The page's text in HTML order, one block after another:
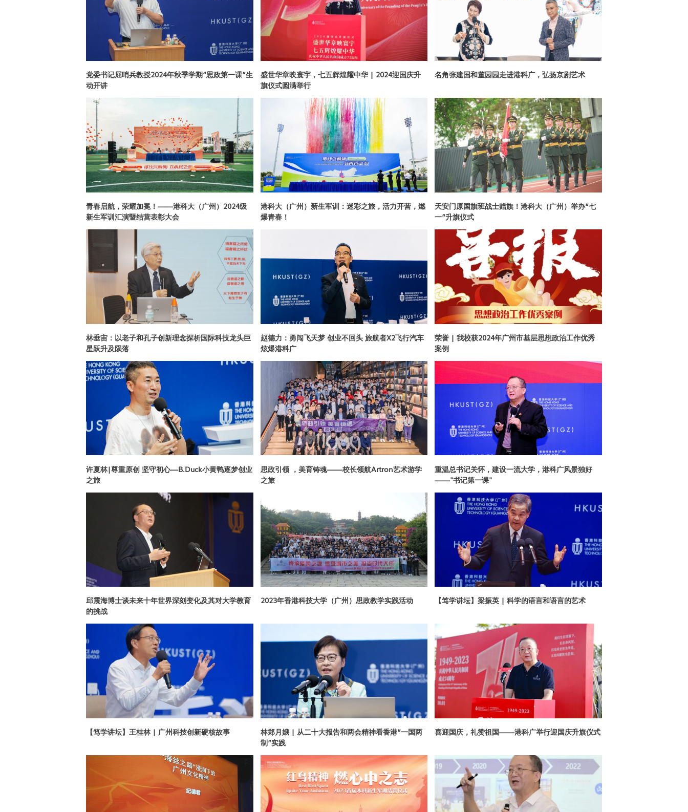
党委书记屈哨兵教授2024年秋季学期“思政第一课”生
动开讲
盛世华章映寰宇，七五辉煌耀中华 | 2024迎国庆升
旗仪式圆满举行
名角张建国和董园园走进港科广，弘扬京剧艺术
青春启航，荣耀加冕！——港科大（广州）2024级
新生军训汇演暨结营表彰大会
港科大（广州）新生军训：迷彩之旅，活力开营，燃
爆青春！
天安门原国旗班战士赠旗！港科大（广州）举办“七
一”升旗仪式
林垂宙：以老子和孔子创新理念探析国际科技龙头巨
星跃升及陨落
赵德力：勇闯飞天梦 创业不回头 旅航者X2飞行汽车
炫爆港科广
荣誉 | 我校获2024年广州市基层思想政治工作优秀
案例
许夏林|尊重原创 坚守初心—B.Duck小黄鸭逐梦创业
之旅
思政引领 ，美育铸魂——校长领航Artron艺术游学
之旅
重温总书记关怀，建设一流大学，港科广风景独好
——"书记第一课"
邱震海博士谈未来十年世界深刻变化及其对大学教育
的挑战
2023年香港科技大学（广州）思政教学实践活动 【笃学讲坛】梁振英 | 科学的语言和语言的艺术
【笃学讲坛】王桂林 | 广州科技创新硬核故事
林郑月娥 | 从二十大报告和两会精神看香港“一国两
制”实践
喜迎国庆，礼赞祖国——港科广举行迎国庆升旗仪式